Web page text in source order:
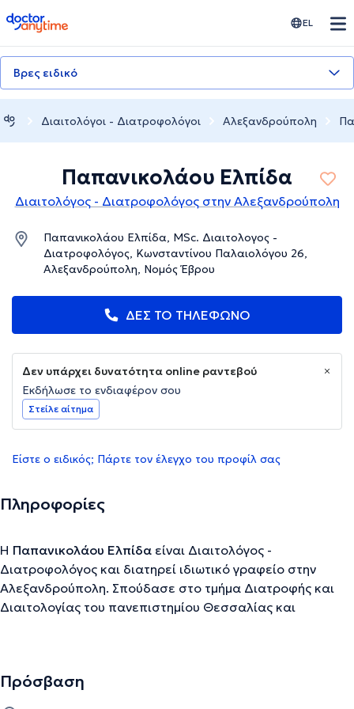
doctoranytime EL
Βρες ειδικό
Διαιτολόγοι - Διατροφολόγοι Αλεξανδρούπολη
Παπανικολάου Ελπίδα
Διαιτολόγος - Διατροφολόγος στην Αλεξανδρούπολη
Παπανικολάου Ελπίδα, MSc. Διαιτολογος -
Διατροφολόγος, Κωνσταντίνου Παλαιολόγου 26,
Αλεξανδρούπολη, Νομός Έβρου
ΔΕΣ ΤΟ ΤΗΛΕΦΩΝΟ
Δεν υπάρχει δυνατότητα online ραντεβού
Εκδήλωσε το ενδιαφέρον σου
Στείλε αίτημα
Είστε ο ειδικός; Πάρτε τον έλεγχο του προφίλ σας
Πληροφορίες
Η Παπανικολάου Ελπίδα είναι Διαιτολόγος -
Διατροφολόγος και διατηρεί ιδιωτικό γραφείο στην
Αλεξανδρούπολη. Σπούδασε στο τμήμα Διατροφής και
Διαιτολογίας του πανεπιστημίου Θεσσαλίας και
μικροβίωμα αλλά και στις ψυχικές διαταραχές, όπως ο
Πρόσβαση